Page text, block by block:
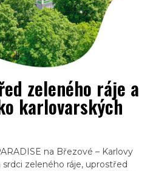
zeleného ráje a
karlovarských
na Březové – Karlovy
zeleného ráje, uprostřed